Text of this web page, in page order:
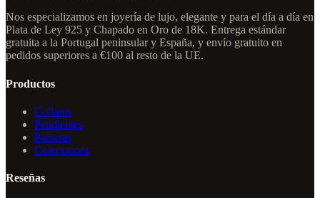
Nos especializamos en joyería de lujo, elegante y para el día a día en
Plata de Ley 925 y Chapado en Oro de 18K. Entrega estándar
gratuita a la Portugal peninsular y España, y envío gratuito en
pedidos superiores a €100 al resto de la UE.
Productos
Collares
Pendientes
Pulseras
Colecciones
Reseñas